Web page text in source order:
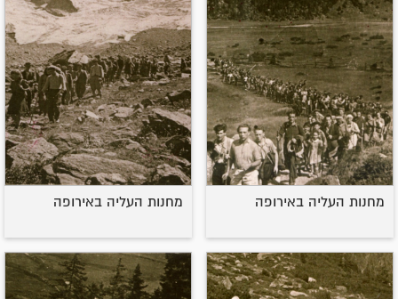
מחנות העליה באירופה מחנות העליה באירופה